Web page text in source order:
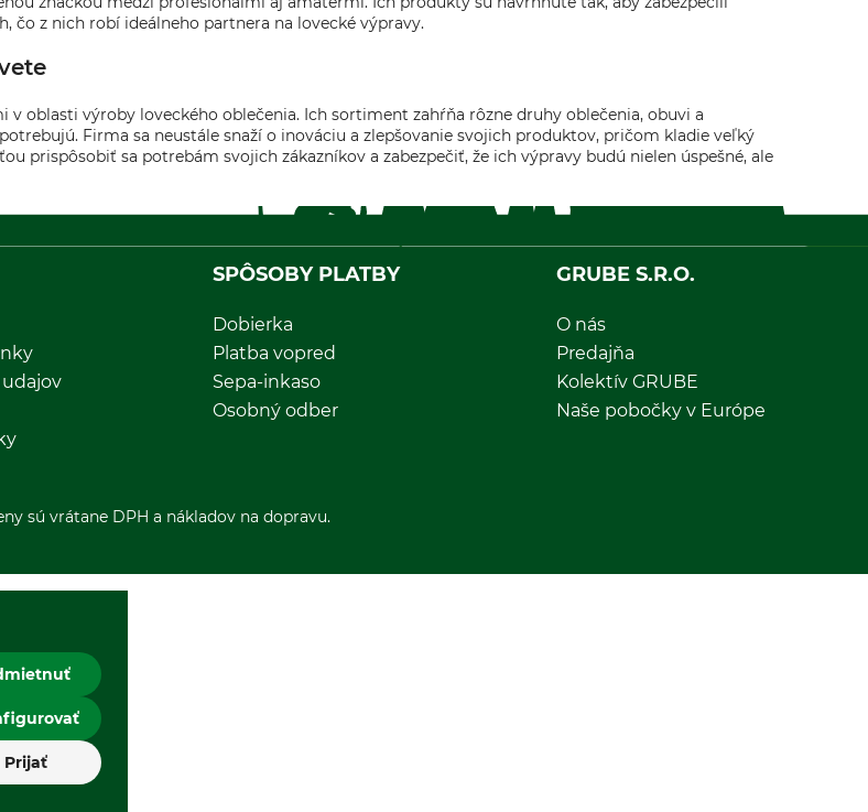
z nich robí ideálneho partnera na lovecké výpravy.
oblasti výroby loveckého oblečenia. Ich sortiment zahŕňa rôzne druhy oblečenia, obuvi a
Firma sa neustále snaží o inováciu a zlepšovanie svojich produktov, pričom kladie veľký
prispôsobiť sa potrebám svojich zákazníkov a zabezpečiť, že ich výpravy budú nielen úspešné, ale
SPÔSOBY PLATBY
Dobierka
Platba vopred
Sepa-inkaso
Osobný odber
GRUBE S.R.O.
O nás
Predajňa
Kolektív GRUBE
Naše pobočky v Európe
sú vrátane DPH a nákladov na dopravu.
Prijať